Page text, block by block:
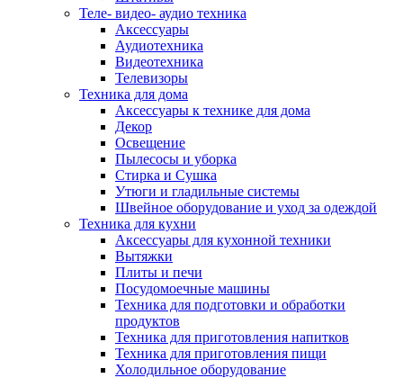
Теле- видео- аудио техника
Аксессуары
Аудиотехника
Видеотехника
Телевизоры
Техника для дома
Аксессуары к технике для дома
Декор
Освещение
Пылесосы и уборка
Стирка и Сушка
Утюги и гладильные системы
Швейное оборудование и уход за одеждой
Техника для кухни
Аксессуары для кухонной техники
Вытяжки
Плиты и печи
Посудомоечные машины
Техника для подготовки и обработки
продуктов
Техника для приготовления напитков
Техника для приготовления пищи
Холодильное оборудование